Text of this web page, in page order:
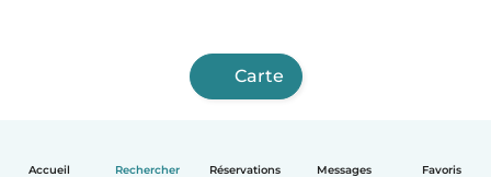
Accueil Rechercher Réservations Messages Favoris
Carte